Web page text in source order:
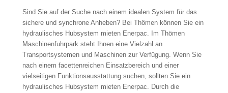
Sind Sie auf der Suche nach einem idealen System für das
sichere und synchrone Anheben? Bei Thömen können Sie ein
hydraulisches Hubsystem mieten Enerpac. Im Thömen
Maschinenfuhrpark steht Ihnen eine Vielzahl an
Transportsystemen und Maschinen zur Verfügung. Wenn Sie
nach einem facettenreichen Einsatzbereich und einer
vielseitigen Funktionsausstattung suchen, sollten Sie ein
hydraulisches Hubsystem mieten Enerpac. Durch die